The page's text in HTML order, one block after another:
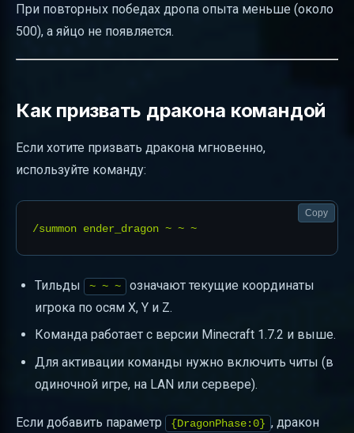
При повторных победах дропа опыта меньше (около
500), а яйцо не появляется.
Как призвать дракона командой
Если хотите призвать дракона мгновенно,
используйте команду:
Copy
Тильды ~ ~ ~
означают текущие координаты
игрока по осям X, Y и Z.
Команда работает с версии Minecraft 1.7.2 и выше.
Для активации команды нужно включить читы (в
одиночной игре, на LAN или сервере).
Если добавить параметр {DragonPhase:0} , дракон